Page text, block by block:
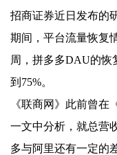
招商证券近日发布的
期间，平台流量恢复
周，拼多多DAU的恢
到75%。
《联商网》此前曾在
一文中分析，就总营
多与阿里还有一定的